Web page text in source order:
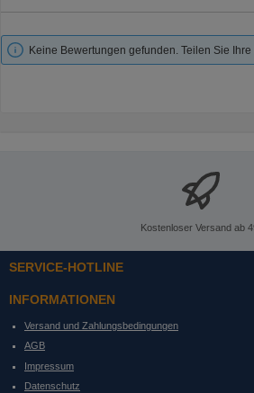
Keine Bewertungen gefunden. Teilen Sie
Kostenloser Versand ab
SERVICE-HOTLINE
INFORMATIONEN
Versand und Zahlungsbedingungen
AGB
Impressum
Datenschutz